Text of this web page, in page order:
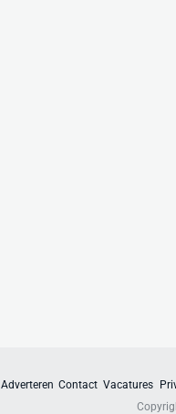
Adverteren Contact Vacatures